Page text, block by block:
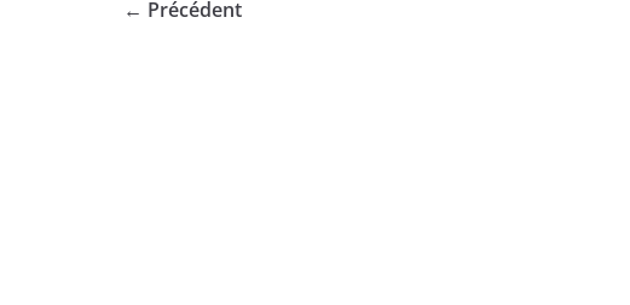
← Précédent